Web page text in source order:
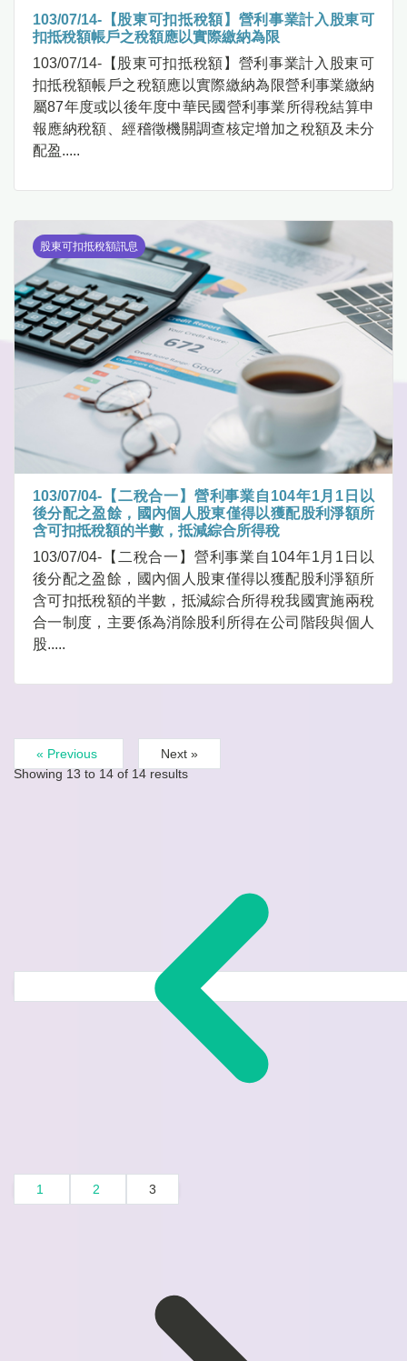
103/07/14-【股東可扣抵稅額】營利事業計入股東可
扣抵稅額帳戶之稅額應以實際繳納為限
103/07/14-【股東可扣抵稅額】營利事業計入股東可
扣抵稅額帳戶之稅額應以實際繳納為限營利事業繳納
屬87年度或以後年度中華民國營利事業所得稅結算申
報應納稅額、經稽徵機關調查核定增加之稅額及未分
配盈.....
股東可扣抵稅額訊息
103/07/04-【二稅合一】營利事業自104年1月1日以
後分配之盈餘，國內個人股東僅得以獲配股利淨額所
含可扣抵稅額的半數，抵減綜合所得稅
103/07/04-【二稅合一】營利事業自104年1月1日以
後分配之盈餘，國內個人股東僅得以獲配股利淨額所
含可扣抵稅額的半數，抵減綜合所得稅我國實施兩稅
合一制度，主要係為消除股利所得在公司階段與個人
股.....
« Previous
Next »
Showing 13 to 14 of 14 results
1 2 3